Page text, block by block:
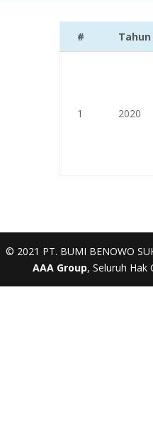
# Tahun
1 2020
© 2021 PT. BUMI BENOWO
AAA Group, Seluruh